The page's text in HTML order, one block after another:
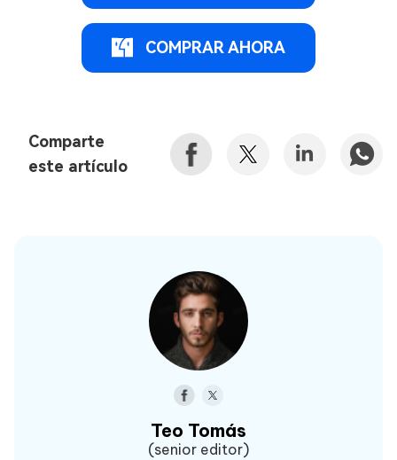
COMPRAR AHORA
Comparte
este artículo
Teo Tomás
(senior editor)